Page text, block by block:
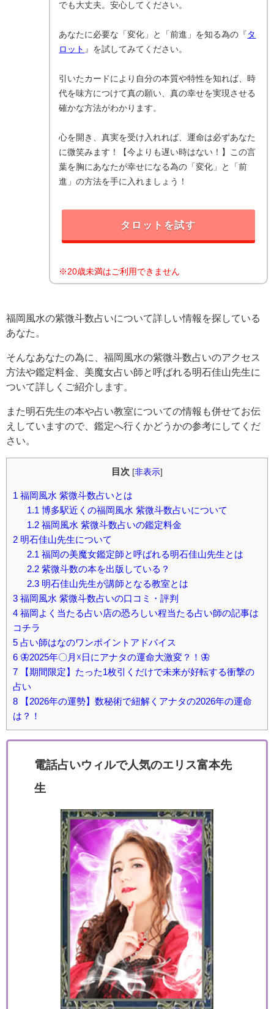
でも大丈夫。安心してください。
あなたに必要な「変化」と「前進」を知る為の『 タ
ロット 』を試してみてください。
引いたカードにより自分の本質や特性を知れば、時
代を味方につけて真の願い、真の幸せを実現させる
確かな方法がわかります。
心を開き、真実を受け入れれば、運命は必ずあなた
に微笑みます！【今よりも遅い時はない！】この言
葉を胸にあなたが幸せになる為の「変化」と「前
進」の方法を手に入れましょう！
タロットを試す
※20歳未満はご利用できません
福岡風水の紫微斗数占いについて詳しい情報を探している
あなた。
そんなあなたの為に、福岡風水の紫微斗数占いのアクセス
方法や鑑定料金、美魔女占い師と呼ばれる明石佳山先生に
ついて詳しくご紹介します。
また明石先生の本や占い教室についての情報も併せてお伝
えしていますので、鑑定へ行くかどうかの参考にしてくだ
さい。
目次 [非表示]
1 福岡風水 紫微斗数占いとは
1.1 博多駅近くの福岡風水 紫微斗数占いについて
1.2福岡風水 紫微斗数占いの鑑定料金
2 明石佳山先生について
2.1 福岡の美魔女鑑定師と呼ばれる明石佳山先生とは
2.2紫微斗数の本を出版している？
2.3明石佳山先生が講師となる教室とは
3 福岡風水 紫微斗数占いの口コミ・評判
4 福岡よく当たる占い店の恐ろしい程当たる占い師の記事は
コチラ
5 占い師はなのワンポイントアドバイス
6 🦋2025年〇月☓日にアナタの運命大激変？！🦋
7 【期間限定】たった1枚引くだけで未来が好転する衝撃の
占い
8 【2026年の運勢】数秘術で紐解くアナタの2026年の運命
は？！
電話占いウィルで人気のエリス富本先
生